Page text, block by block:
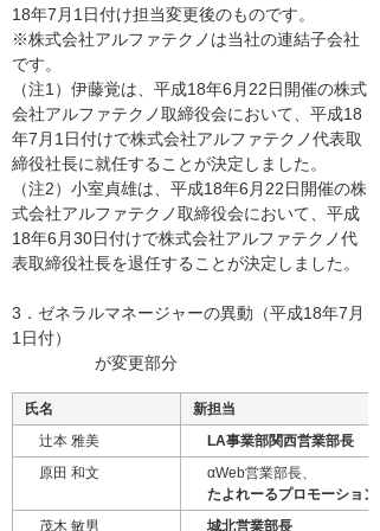
18年7月1日付け担当変更後のものです。
※株式会社アルファテクノは当社の連結子会社
です。
（注1）伊藤覚は、平成18年6月22日開催の株式
会社アルファテクノ取締役会において、平成18
年7月1日付けで株式会社アルファテクノ代表取
締役社長に就任することが決定しました。
（注2）小室貞雄は、平成18年6月22日開催の株
式会社アルファテクノ取締役会において、平成
18年6月30日付けで株式会社アルファテクノ代
表取締役社長を退任することが決定しました。
3．ゼネラルマネージャーの異動（平成18年7月
1日付）
が変更部分
氏名
新担当
辻本 雅美
LA事業部関西営業部長
原田 和文
αWeb営業部長、
たよれーるプロモーション
茂木 敏男
城北営業部長